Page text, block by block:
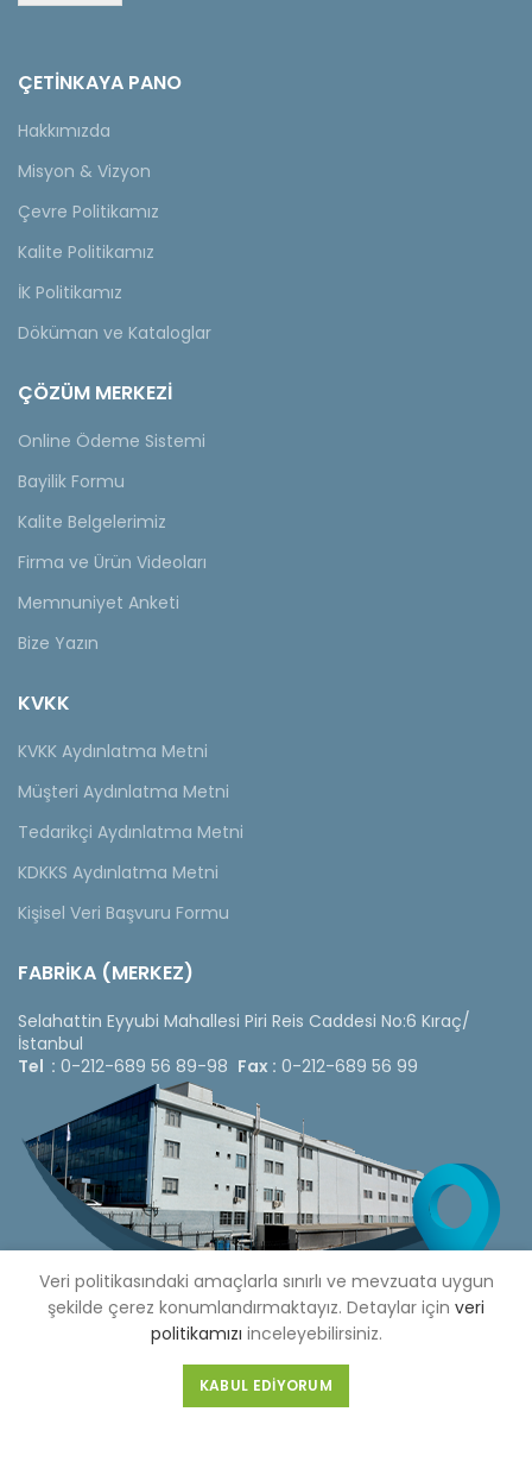
ÇETINKAYA PANO
Hakkımızda
Misyon & Vizyon
Çevre Politikamız
Kalite Politikamız
İK Politikamız
Döküman ve Kataloglar
ÇÖZÜM MERKEZİ
Online Ödeme Sistemi
Bayilik Formu
Kalite Belgelerimiz
Firma ve Ürün Videoları
Memnuniyet Anketi
Bize Yazın
KVKK
KVKK Aydınlatma Metni
Müşteri Aydınlatma Metni
Tedarikçi Aydınlatma Metni
KDKKS Aydınlatma Metni
Kişisel Veri Başvuru Formu
FABRİKA (MERKEZ)
Selahattin Eyyubi Mahallesi Piri Reis Caddesi No:6 Kıraç/
İstanbul
Tel : 0-212-689 56 89-98 Fax : 0-212-689 56 99
Veri politikasındaki amaçlarla sınırlı ve mevzuata uygun
şekilde çerez konumlandırmaktayız. Detaylar için veri
politikamızı inceleyebilirsiniz.
KABUL EDIYORUM